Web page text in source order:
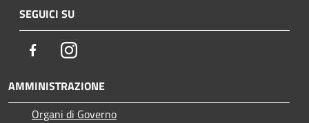
SEGUICI SU
FacebookInstagram
AMMINISTRAZIONE
Organi di Governo